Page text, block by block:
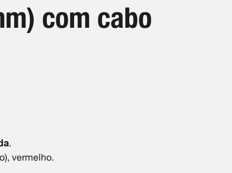
com cabo
.
vermelho.